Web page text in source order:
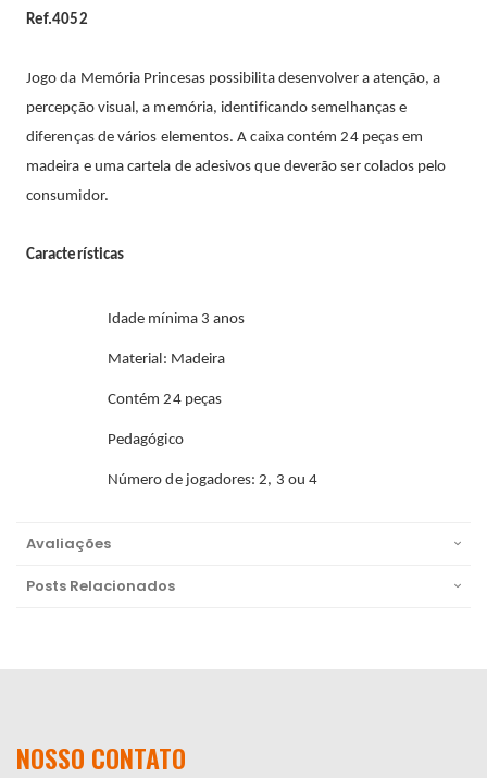
Ref.4052
Jogo da Memória Princesas possibilita desenvolver a atenção, a
percepção visual, a memória, identificando semelhanças e
diferenças de vários elementos. A caixa contém 24 peças em
madeira e uma cartela de adesivos que deverão ser colados pelo
consumidor.
Características
Idade mínima 3 anos
Material: Madeira
Contém 24 peças
Pedagógico
Número de jogadores: 2, 3 ou 4
Avaliações
Posts Relacionados
NOSSO CONTATO